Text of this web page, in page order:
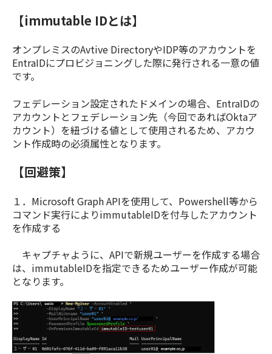
【immutable IDとは】
オンプレミスのAvtive DirectoryやIDP等のアカウントを
EntraIDにプロビジョニングした際に発行される一意の値
です。
フェデレーション設定されたドメインの場合、EntraIDの
アカウントとフェデレーション先（今回であればOktaア
カウント）を紐づける値として使用されるため、アカウ
ント作成時の必須属性となります。
【回避策】
１．Microsoft Graph APIを使用して、Powershell等から
コマンド実行によりimmutableIDを付与したアカウント
を作成する
キャプチャように、APIで新規ユーザーを作成する場合
は、immutableIDを指定できるためユーザー作成が可能
となります。